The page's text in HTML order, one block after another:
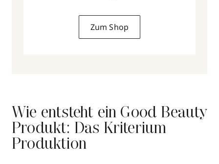
Zum Shop
Wie entsteht ein Good Beauty
Produkt: Das Kriterium
Produktion